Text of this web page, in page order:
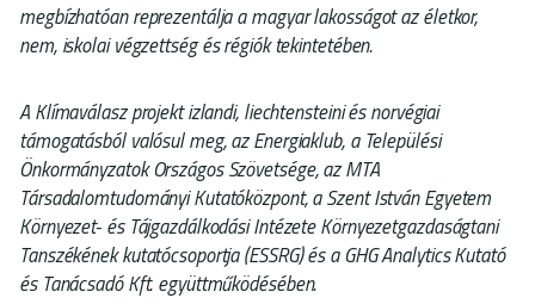
megbízhatóan reprezentálja a magyar lakosságot az életkor,
nem, iskolai végzettség és régiók tekintetében.
A Klímaválasz projekt izlandi, liechtensteini és norvégiai
támogatásból valósul meg, az Energiaklub, a Települési
Önkormányzatok Országos Szövetsége, az MTA
Társadalomtudományi Kutatóközpont, a Szent István Egyetem
Környezet- és Tájgazdálkodási Intézete Környezetgazdaságtani
Tanszékének kutatócsoportja (ESSRG) és a GHG Analytics Kutató
és Tanácsadó Kft. együttműködésében.